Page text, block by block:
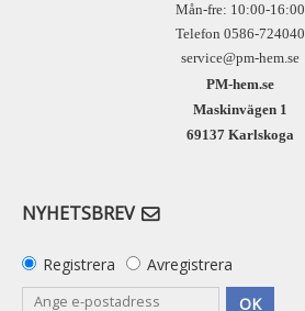
Mån-fre: 10:00-16:00
Telefon 0586-724040
service@pm-hem.se
PM-hem.se
Maskinvägen 1
69137 Karlskoga
NYHETSBREV
Registrera
Avregistrera
OK